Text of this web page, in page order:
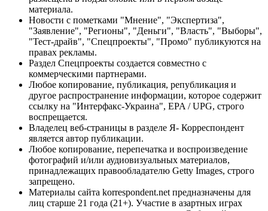
материала.
Новости с пометками "Мнение", "Экспертиза",
"Заявление", "Регионы", "Деньги", "Власть", "Выборы",
"Тест-драйв", "Спецпроекты", "Промо" публикуются на
правах рекламы.
Раздел Спецпроекты создается совместно с
коммерческими партнерами.
Любое копирование, публикация, републикация и
другое распространение информации, которое содержит
ссылку на "Интерфакс-Украина", EPA / UPG, строго
воспрещается.
Владелец веб-страницы в разделе Я- Корреспондент
является автор публикации.
Любое копирование, перепечатка и воспроизведение
фотографий и/или аудиовизуальных материалов,
принадлежащих правообладателю Getty Images, строго
запрещено.
Материалы сайта korrespondent.net предназначены для
лиц старше 21 года (21+). Участие в азартных играх